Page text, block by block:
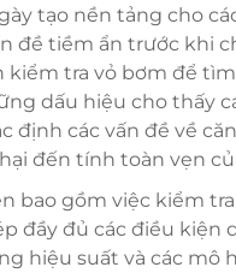
tạo nền tảng cho
đề tiềm ẩn trước khi
tra vỏ bơm để
dấu hiệu cho thấy
định các vấn đề về
đến tính toàn vẹn
bao gồm việc kiểm
đầy đủ các điều kiện
hiệu suất và các mô